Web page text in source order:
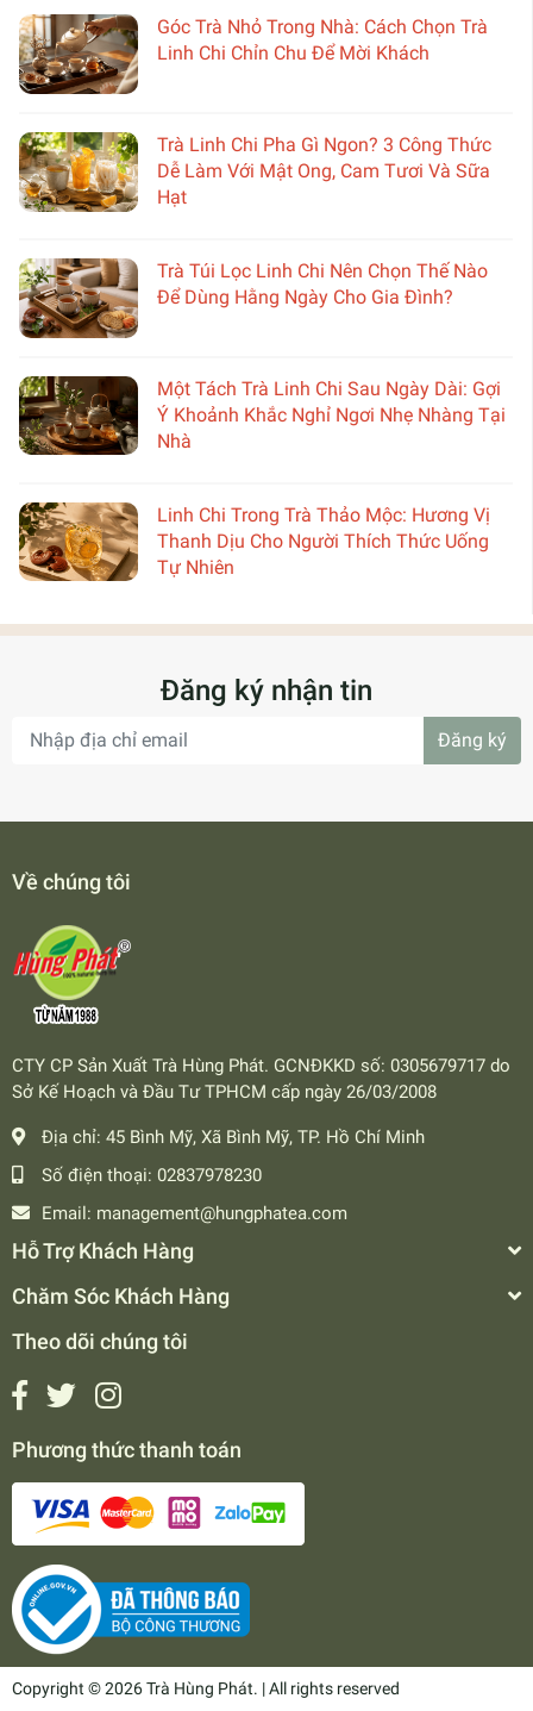
Góc Trà Nhỏ Trong Nhà: Cách Chọn Trà
Linh Chi Chỉn Chu Để Mời Khách
Trà Linh Chi Pha Gì Ngon? 3 Công Thức
Dễ Làm Với Mật Ong, Cam Tươi Và Sữa
Hạt
Trà Túi Lọc Linh Chi Nên Chọn Thế Nào
Để Dùng Hằng Ngày Cho Gia Đình?
Một Tách Trà Linh Chi Sau Ngày Dài: Gợi
Ý Khoảnh Khắc Nghỉ Ngơi Nhẹ Nhàng Tại
Nhà
Linh Chi Trong Trà Thảo Mộc: Hương Vị
Thanh Dịu Cho Người Thích Thức Uống
Tự Nhiên
Đăng ký nhận tin
Đăng ký
Về chúng tôi
CTY CP Sản Xuất Trà Hùng Phát. GCNĐKKD số: 0305679717 do
Sở Kế Hoạch và Đầu Tư TPHCM cấp ngày 26/03/2008
Địa chỉ: 45 Bình Mỹ, Xã Bình Mỹ, TP. Hồ Chí Minh
Số điện thoại: 02837978230
Email: management@hungphatea.com
Hỗ Trợ Khách Hàng
Chăm Sóc Khách Hàng
Theo dõi chúng tôi
Phương thức thanh toán
Copyright © 2026 Trà Hùng Phát. | All rights reserved